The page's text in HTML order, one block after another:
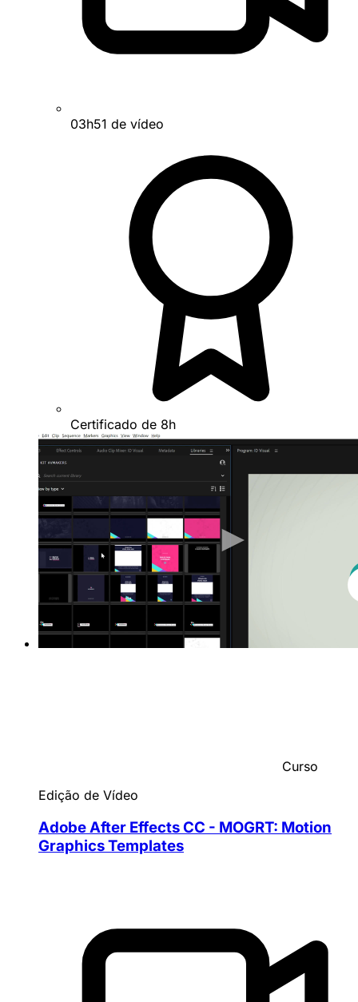
03h51 de vídeo
Certificado de 8h
Curso
Edição de Vídeo
Adobe After Effects CC - MOGRT: Motion
Graphics Templates